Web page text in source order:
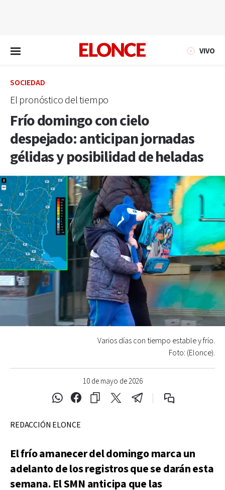
VIVO
SOCIEDAD
El pronóstico del tiempo
Frío domingo con cielo
despejado: anticipan jornadas
gélidas y posibilidad de heladas
10 de mayo de 2026
Varios días con tiempo estable y frío.
Foto: (Elonce).
REDACCIÓN ELONCE
El frío amanecer del domingo marca un
adelanto de los registros que se darán esta
semana. El SMN anticipa que las